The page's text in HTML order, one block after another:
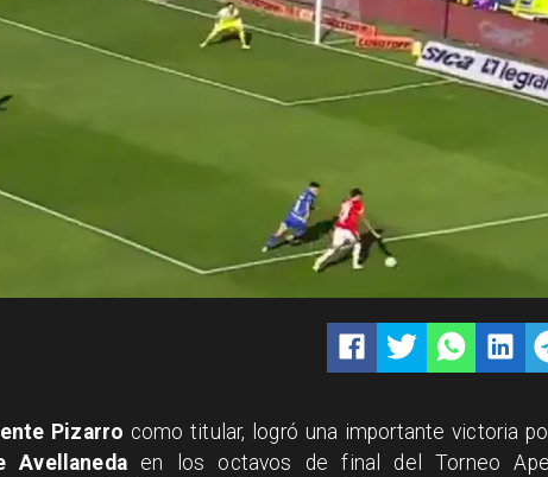
Pizarro como titular, logró una importante victoria
Avellanedaen los octavos de final del Torneo